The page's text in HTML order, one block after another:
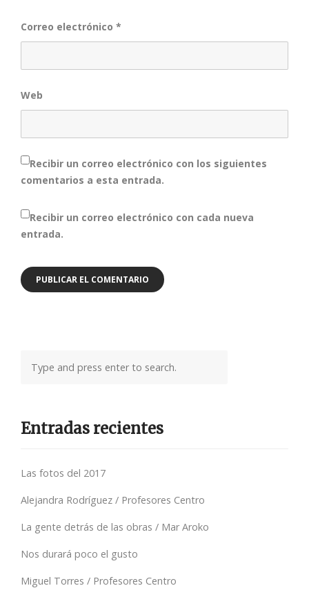
Correo electrónico *
Web
Recibir un correo electrónico con los siguientes
comentarios a esta entrada.
Recibir un correo electrónico con cada nueva
entrada.
Entradas recientes
Las fotos del 2017
Alejandra Rodríguez / Profesores Centro
La gente detrás de las obras / Mar Aroko
Nos durará poco el gusto
Miguel Torres / Profesores Centro